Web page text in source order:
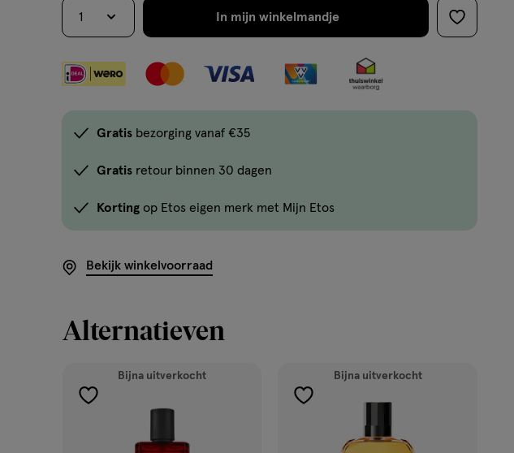
1 In mijn winkelmandje
verhoog
met
nog
Gratisbezorging vanaf €35
Gratisretour binnen 30 dagen
Kortingop Etos eigen merk met Mijn Etos
Bekijk winkelvoorraad
Alternatieven
Bijna uitverkocht
toevoegen
verlanglijst
Bijna uitverkocht
toevoegen
verlanglijst